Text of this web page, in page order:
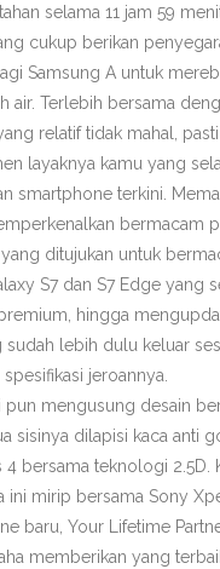
selama 11 jam 59
cukup berikan
Samsung A untuk
air. Terlebih bersama
relatif tidak mahal,
layaknya kamu yang
smartphone terkini.
bermacam
ditujukan untuk
S7 dan S7 Edge yang
hingga
sudah lebih dulu keluar
jeroannya.
pun mengusung desain
sisinya dilapisi kaca anti
4 bersama teknologi 2.5D.
ini mirip bersama Sony
baru, Your Lifetime
memberikan yang